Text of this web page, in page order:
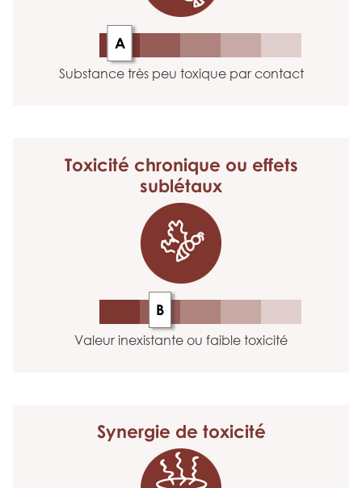
A
Substance très peu toxique par contact
Toxicité chronique ou effets
sublétaux
B
Valeur inexistante ou faible toxicité
Synergie de toxicité